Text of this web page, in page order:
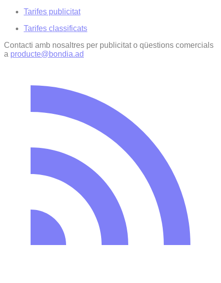
Tarifes publicitat
Tarifes classificats
Contacti amb nosaltres per publicitat o qüestions comercials
a producte@bondia.ad